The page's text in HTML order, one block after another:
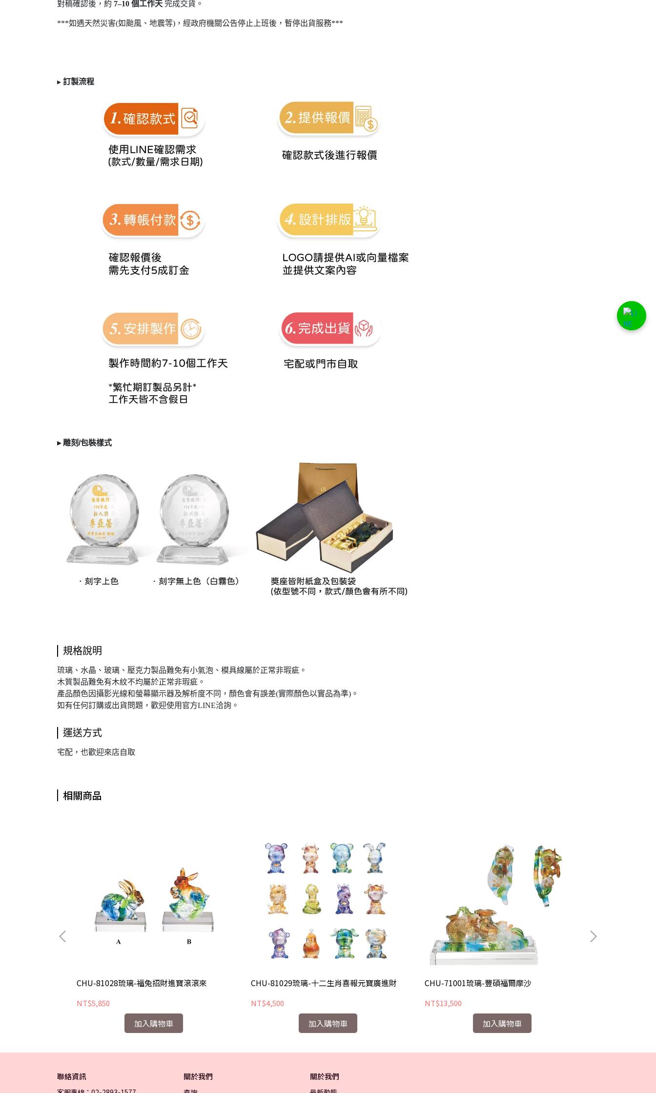
對稿確認後，約 7–10 個工作天 完成交貨。
***如遇天然災害(如颱風、地震等)，經政府機關公告停止上班後，暫停出貨服務***
▸ 訂製流程
▸ 雕刻/包裝樣式
規格說明
琉璃、水晶、玻璃、壓克力製品難免有小氣泡、模具線屬於正常非瑕疵。
木質製品難免有木紋不均屬於正常非瑕疵。
產品顏色因攝影光線和螢幕顯示器及解析度不同，顏色會有誤差(實際顏色以實品為準)。
如有任何訂購或出貨問題，歡迎使用官方LINE洽詢。
運送方式
宅配，也歡迎來店自取
相關商品
CHU-81028琉璃-福兔招財進寶滾滾來
NT$5,850
加入購物車
CHU-81029琉璃-十二生肖喜報元寶廣進財
NT$4,500
加入購物車
CHU-71001琉璃-豐碩福爾摩沙
NT$13,500
加入購物車
聯絡資訊 關於我們 關於我們